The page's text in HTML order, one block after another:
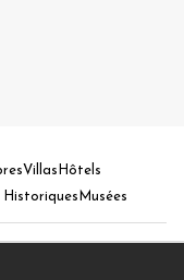
Villas Hôtels
Historiques Musées